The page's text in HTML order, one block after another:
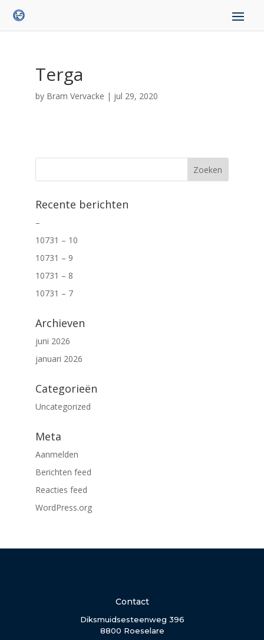
Terga
by Bram Vervacke | jul 29, 2020
Recente berichten
–
10731 – 10
10731 – 9
10731 – 8
10731 – 7
Archieven
juni 2026
januari 2026
Categorieën
Uncategorized
Meta
Aanmelden
Berichten feed
Reacties feed
WordPress.org
Contact
Diksmuidsesteenweg 396
8800 Roeselare